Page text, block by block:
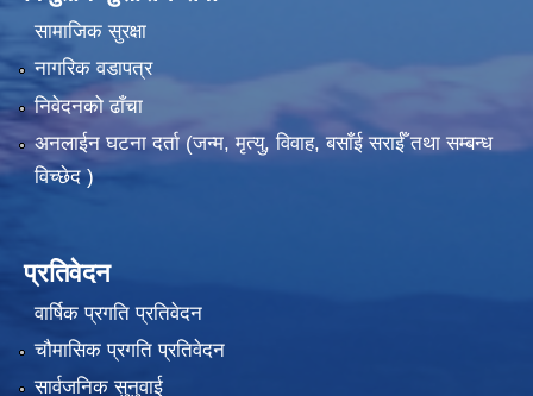
सामाजिक सुरक्षा
नागरिक वडापत्र
निवेदनको ढाँचा
अनलाईन घटना दर्ता (जन्म, मृत्यु, विवाह, बसाँई सराईँ तथा सम्बन्ध
विच्छेद )
प्रतिवेदन
वार्षिक प्रगति प्रतिवेदन
चौमासिक प्रगति प्रतिवेदन
सार्वजनिक सुनुवाई